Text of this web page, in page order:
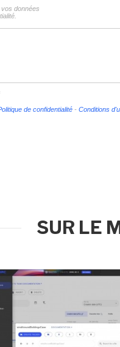
données
de confidentialité - Conditions
SUR LE